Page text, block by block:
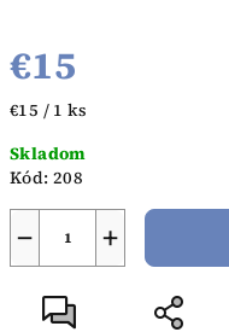
€15
Jednotková
€15 / 1 ks
Skladom
Kód: 208
+
−